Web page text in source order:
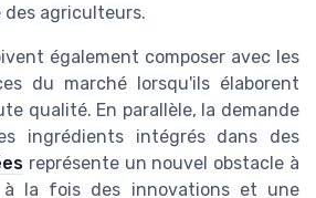
agriculteurs.
également composer avec les
du marché lorsqu'ils élaborent
qualité. En parallèle, la demande
ingrédients intégrés dans des
représente un nouvel obstacle à
à la fois des innovations et une